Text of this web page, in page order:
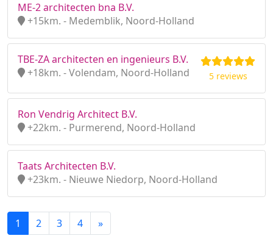
ME-2 architecten bna B.V.
+15km. - Medemblik, Noord-Holland
TBE-ZA architecten en ingenieurs B.V.
+18km. - Volendam, Noord-Holland
5 reviews
Ron Vendrig Architect B.V.
+22km. - Purmerend, Noord-Holland
Taats Architecten B.V.
+23km. - Nieuwe Niedorp, Noord-Holland
1 2 3 4 »